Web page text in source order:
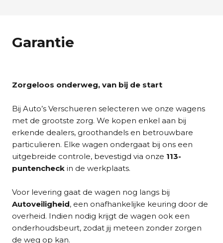
Garantie
Zorgeloos onderweg, van bij de start
Bij Auto’s Verschueren selecteren we onze wagens
met de grootste zorg. We kopen enkel aan bij
erkende dealers, groothandels en betrouwbare
particulieren. Elke wagen ondergaat bij ons een
uitgebreide controle, bevestigd via onze 113-
puntencheck in de werkplaats.
Voor levering gaat de wagen nog langs bij
Autoveiligheid, een onafhankelijke keuring door de
overheid. Indien nodig krijgt de wagen ook een
onderhoudsbeurt, zodat jij meteen zonder zorgen
de weg op kan.